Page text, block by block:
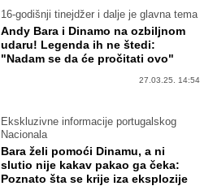
16-godišnji tinejdžer i dalje je glavna tema
Andy Bara i Dinamo na ozbiljnom
udaru! Legenda ih ne štedi:
"Nadam se da će pročitati ovo"
27.03.25. 14:54
Ekskluzivne informacije portugalskog
Nacionala
Bara želi pomoći Dinamu, a ni
slutio nije kakav pakao ga čeka:
Poznato šta se krije iza eksplozije